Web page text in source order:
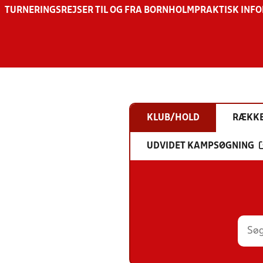
TURNERINGSREJSER TIL OG FRA BORNHOLM PRAKTISK
KLUB/HOLD
UDVIDET KAMPSØGNING